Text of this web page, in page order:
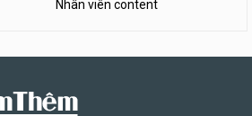
Nhân viên content